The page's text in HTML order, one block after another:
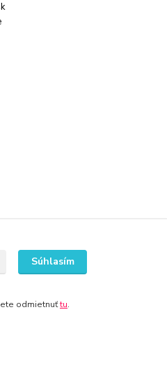
Súhlasím
odmietnuťtu.